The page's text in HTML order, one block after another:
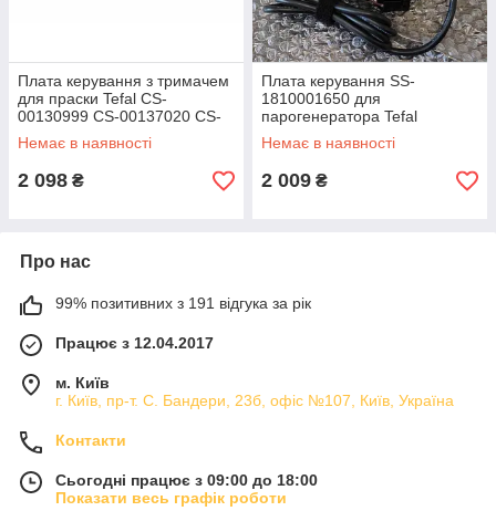
Плата керування з тримачем
для праски Tefal CS-
00130999 CS-00137020 CS-
00137021
Немає в наявності
2 098 ₴
Плата керування SS-
1810001650 для
парогенератора Tefal
GV9820 (с передньою
панеллю)
Немає в наявності
2 009 ₴
Про нас
99% позитивних з 191 відгука за рік
Працює з 12.04.2017
м. Київ
г. Київ, пр-т. С. Бандери, 23б, офіс №107, Київ, Україна
Контакти
Сьогодні працює з 09:00 до 18:00
Показати весь графік роботи